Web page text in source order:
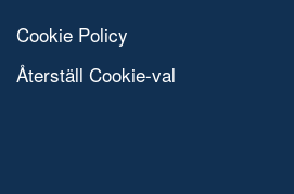
Cookie Policy
Återställ Cookie-val